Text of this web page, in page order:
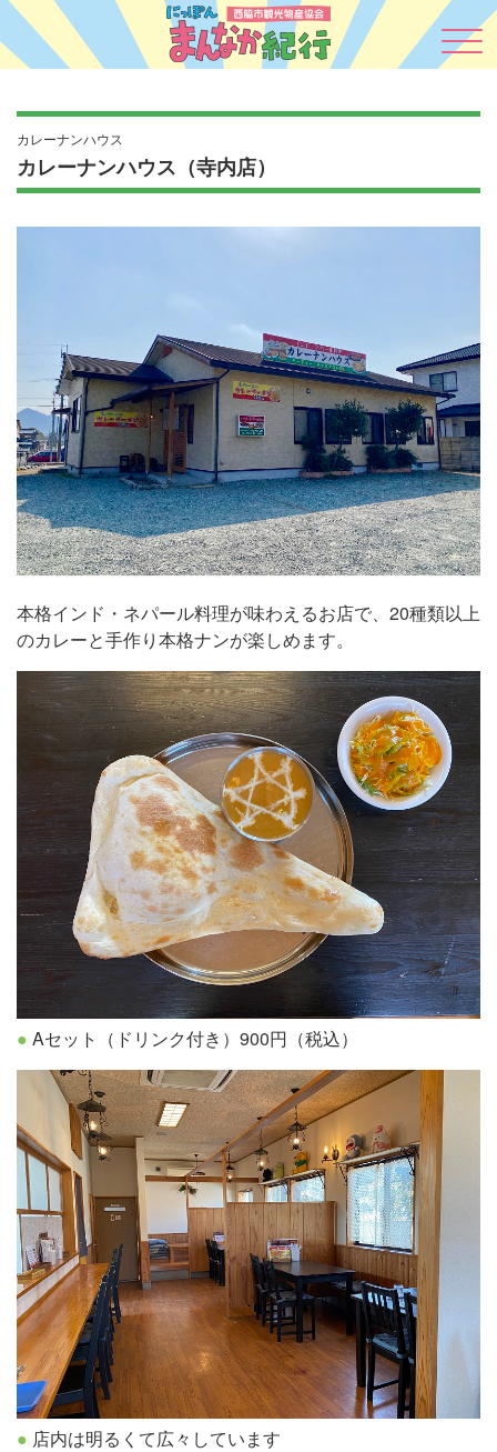
カレーナンハウス
カレーナンハウス（寺内店）
本格インド・ネパール料理が味わえるお店で、20種類以上
のカレーと手作り本格ナンが楽しめます。
Aセット（ドリンク付き）900円（税込）
店内は明るくて広々しています